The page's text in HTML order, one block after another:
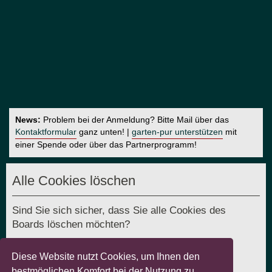
Diese Website nutzt Cookies, um Ihnen den
News: Problem bei der Anmeldung? Bitte Mail über das
Kontaktformular ganz unten! | garten-pur unterstützen mit
einer Spende oder über das Partnerprogramm!
Alle Cookies löschen
Sind Sie sich sicher, dass Sie alle Cookies des
Boards löschen möchten?